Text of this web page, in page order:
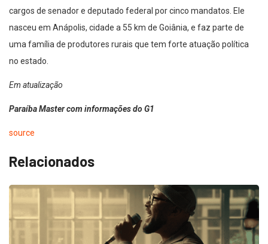
cargos de senador e deputado federal por cinco mandatos. Ele
nasceu em Anápolis, cidade a 55 km de Goiânia, e faz parte de
uma família de produtores rurais que tem forte atuação política
no estado.
Em atualização
Paraíba Master com informações do G1
source
Relacionados